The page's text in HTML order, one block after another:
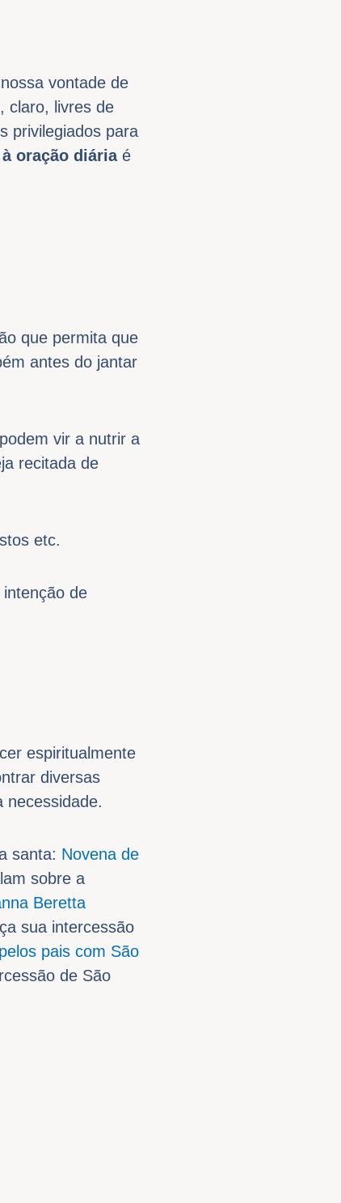
vontade de
claro, livres de
privilegiados para
oração diáriaé
que permita que
antes do jantar
vir a nutrir a
recitada de
etc.
de
espiritualmente
diversas
necessidade.
santa: Novena de
sobre a
Beretta
sua intercessão
pais com São
de São